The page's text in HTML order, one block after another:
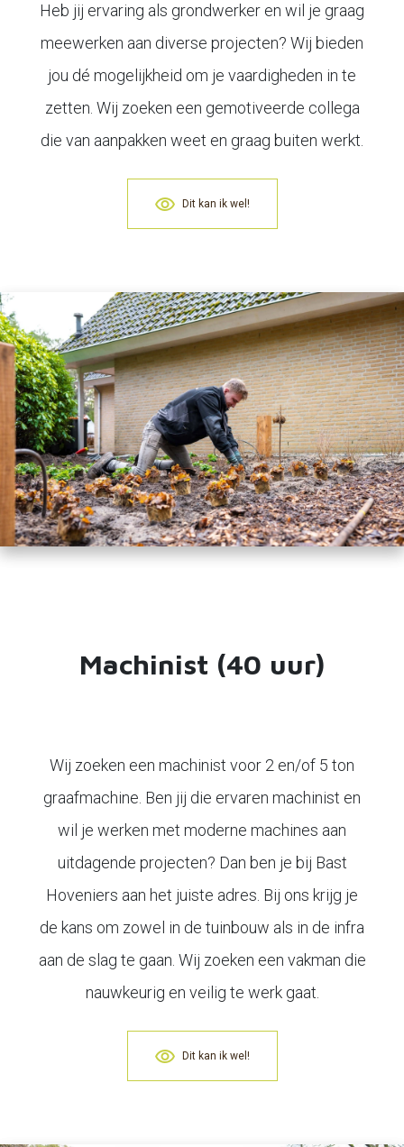
Heb jij ervaring als grondwerker en wil je graag
meewerken aan diverse projecten? Wij bieden
jou dé mogelijkheid om je vaardigheden in te
zetten. Wij zoeken een gemotiveerde collega
die van aanpakken weet en graag buiten werkt.
Dit kan ik wel!
Machinist (40 uur)
Wij zoeken een machinist voor 2 en/of 5 ton
graafmachine. Ben jij die ervaren machinist en
wil je werken met moderne machines aan
uitdagende projecten? Dan ben je bij Bast
Hoveniers aan het juiste adres. Bij ons krijg je
de kans om zowel in de tuinbouw als in de infra
aan de slag te gaan. Wij zoeken een vakman die
nauwkeurig en veilig te werk gaat.
Dit kan ik wel!